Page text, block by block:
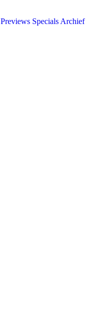
Previews Specials Archief